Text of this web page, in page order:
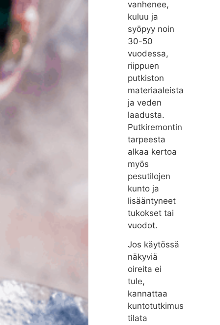
vanhenee,
kuluu ja
syöpyy noin
30-50
vuodessa,
riippuen
putkiston
materiaaleista
ja veden
laadusta.
Putkiremontin
tarpeesta
alkaa kertoa
myös
pesutilojen
kunto ja
lisääntyneet
tukokset tai
vuodot.
Jos käytössä
näkyviä
oireita ei
tule,
kannattaa
kuntotutkimus
tilata